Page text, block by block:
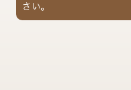
さい。